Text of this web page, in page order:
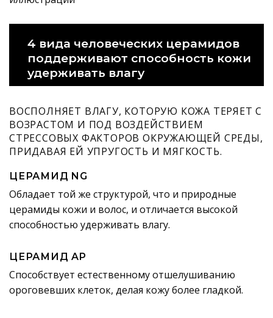
4 вида человеческих церамидов
поддерживают способность кожи
удерживать влагу
ВОСПОЛНЯЕТ ВЛАГУ, КОТОРУЮ КОЖА ТЕРЯЕТ С
ВОЗРАСТОМ И ПОД ВОЗДЕЙСТВИЕМ
СТРЕССОВЫХ ФАКТОРОВ ОКРУЖАЮЩЕЙ СРЕДЫ,
ПРИДАВАЯ ЕЙ УПРУГОСТЬ И МЯГКОСТЬ.
ЦЕРАМИД NG
Обладает той же структурой, что и природные
церамиды кожи и волос, и отличается высокой
способностью удерживать влагу.
ЦЕРАМИД AP
Способствует естественному отшелушиванию
ороговевших клеток, делая кожу более гладкой.